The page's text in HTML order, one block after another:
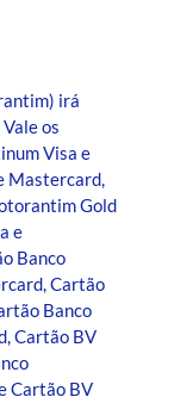
irá
os
Visa e
Mastercard,
Gold
e
Banco
Cartão
Banco
Cartão BV
Cartão BV